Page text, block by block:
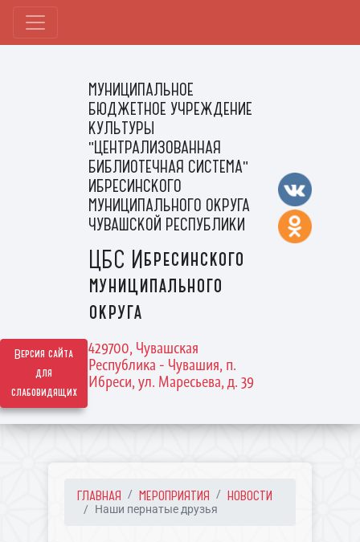
Версия сайта
для
слабовидящих
МУНИЦИПАЛЬНОЕ
БЮДЖЕТНОЕ УЧРЕЖДЕНИЕ
КУЛЬТУРЫ
"ЦЕНТРАЛИЗОВАННАЯ
БИБЛИОТЕЧНАЯ СИСТЕМА"
ИБРЕСИНСКОГО
МУНИЦИПАЛЬНОГО ОКРУГА
ЧУВАШСКОЙ РЕСПУБЛИКИ
ЦБС Ибресинского
муниципального
округа
429700, Чувашская
Республика - Чувашия, п.
Ибреси, ул. Маресьева, д. 39
ГЛАВНАЯ МЕРОПРИЯТИЯ НОВОСТИ
Наши пернатые друзья